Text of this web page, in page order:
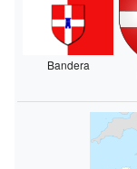
Bandera